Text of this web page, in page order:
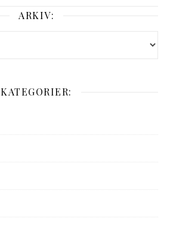
ARKIV:
KATEGORIER: